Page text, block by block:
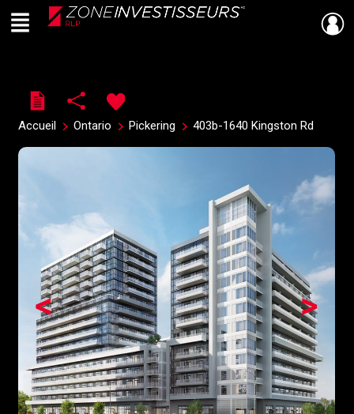
Live
En Direct
Menu
Accueil Ontario Pickering 403b-1640 Kingston Rd
>
<